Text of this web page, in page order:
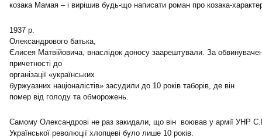
козака Мамая – і вирішив будь-що написати роман про козака-
1937 р.
Олександрового батька,
Єлисея Матвійовича, внаслідок доносу заарештували. За
причетності до
організації «українських
буржуазних націоналістів» засудили до 10 років таборів, де він
помер від голоду та обморожень.
Самому Олександрові не раз закидали, що він воював у армії УНР
Української революції хлопцеві було лише 10 років.